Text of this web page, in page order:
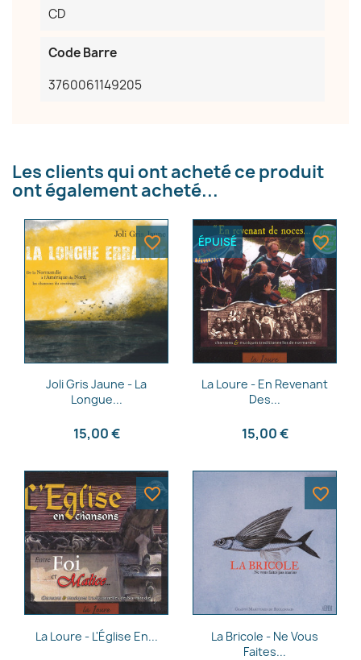
CD
Code Barre
3760061149205
Les clients qui ont acheté ce produit
ont également acheté...
Aperçu rapide
Joli Gris Jaune - La
Longue...
15,00 €
favorite_border
Aperçu rapide
La Loure - En Revenant
Des...
15,00 €
ÉPUISÉ favorite_border
Aperçu rapide
La Loure - L'Église En...
favorite_border
Aperçu rapide
La Bricole - Ne Vous
Faites...
favorite_border
Annuler Créer une liste d'envies